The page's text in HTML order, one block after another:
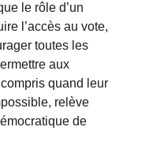
le rôle d’un
l’accès au vote,
toutes les
aux
compris quand leur
relève
de